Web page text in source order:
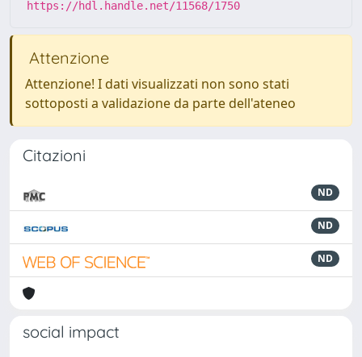
https://hdl.handle.net/11568/1750
Attenzione
Attenzione! I dati visualizzati non sono stati
sottoposti a validazione da parte dell'ateneo
Citazioni
ND
ND
ND
social impact